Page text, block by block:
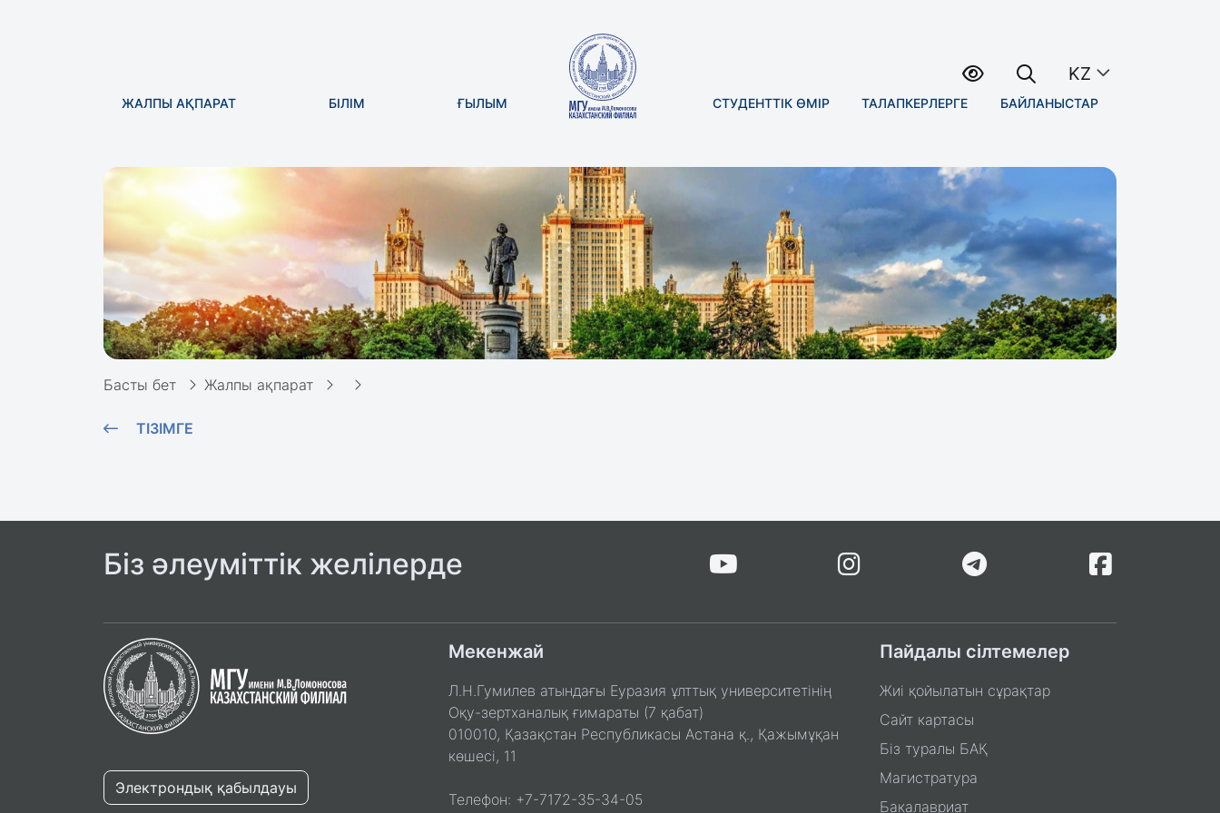
ЖАЛПЫ АҚПАРАТ БІЛІМ ҒЫЛЫМ СТУДЕНТТІК ӨМІР ТАЛАПКЕРЛЕРГЕ БАЙЛАНЫСТАР
KZ
Басты бет Жалпы ақпарат
ТІЗІМГЕ
Біз әлеуміттік желілерде
Электрондық қабылдауы
Мекенжай
Л.Н.Гумилев атындағы Еуразия ұлттық университетінің
Оқу-зертханалық ғимараты (7 қабат)
010010, Қазақстан Республикасы Астана қ., Қажымұқан
көшесі, 11
Телефон: +7-7172-35-34-05
Пайдалы сілтемелер
Жиі қойылатын сұрақтар
Сайт картасы
Біз туралы БАҚ
Магистратура
Бакалавриат